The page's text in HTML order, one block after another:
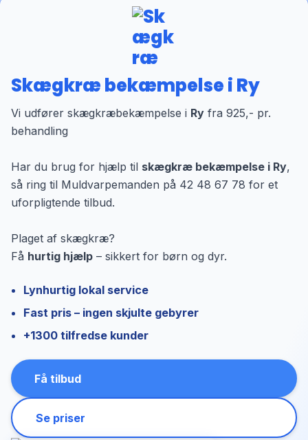
Skægkræ bekæmpelse i Ry
Vi udfører skægkræbekæmpelse i Ry fra 925,- pr.
behandling
Har du brug for hjælp til skægkræ bekæmpelse i Ry,
så ring til Muldvarpemanden på 42 48 67 78 for et
uforpligtende tilbud.
Plaget af skægkræ?
Få hurtig hjælp – sikkert for børn og dyr.
Lynhurtig lokal service
Fast pris – ingen skjulte gebyrer
+1300 tilfredse kunder
Få tilbud
Se priser